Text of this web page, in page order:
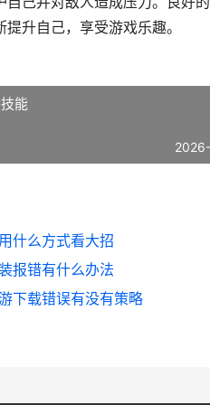
升自己，享受游戏乐趣。
能
什么方式看大招
报错有什么办法
下载错误有没有策略